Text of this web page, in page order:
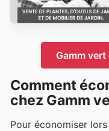
Gamm
Comment
chez Gamm
Pour économiser